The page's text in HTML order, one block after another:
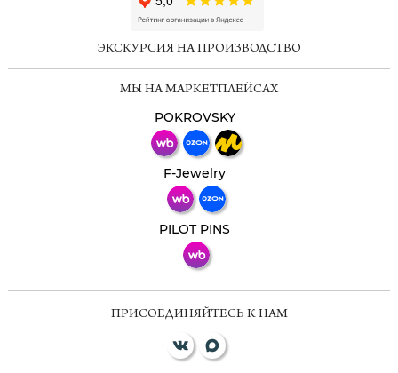
ЭКСКУРСИЯ НА ПРОИЗВОДСТВО
МЫ НА МАРКЕТПЛЕЙСАХ
POKROVSKY
F-Jewelry
PILOT PINS
ПРИСОЕДИНЯЙТЕСЬ К НАМ